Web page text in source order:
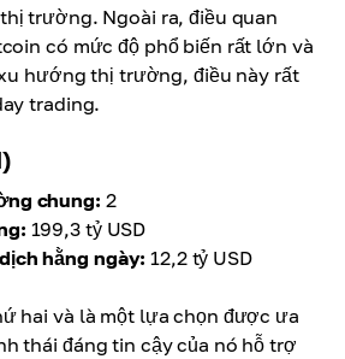
trường. Ngoài ra, điều quan
có mức độ phổ biến rất lớn và
hướng thị trường, điều này rất
trading.
chung: 2
199,3 tỷ USD
hằng ngày: 12,2 tỷ USD
hai và là một lựa chọn được ưa
thái đáng tin cậy của nó hỗ trợ